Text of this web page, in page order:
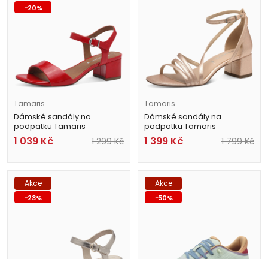
-20%
Tamaris
Dámské sandály na
podpatku Tamaris
1-28249-42 524 červené
1 039 Kč 1 299Kč
Tamaris
Dámské sandály na
podpatku Tamaris
1-28205-44 586 metalické
1 399 Kč 1 799Kč
Akce
-23%
Akce
-50%